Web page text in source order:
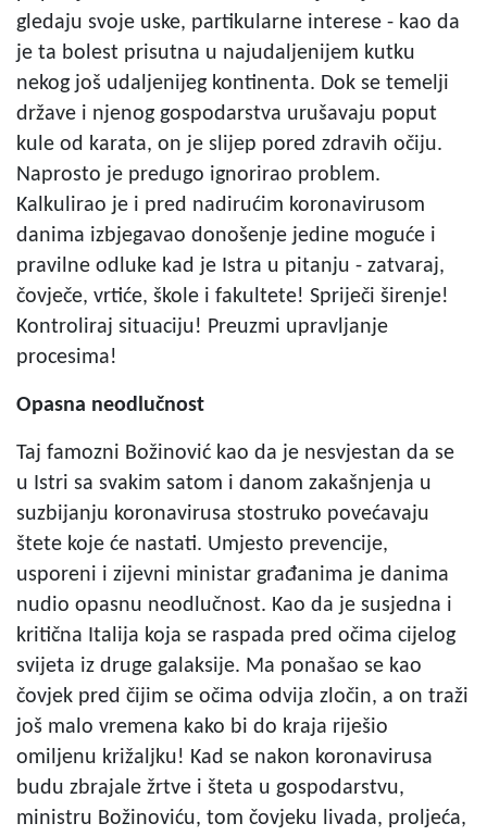
gledaju svoje uske, partikularne interese - kao da
je ta bolest prisutna u najudaljenijem kutku
nekog još udaljenijeg kontinenta. Dok se temelji
države i njenog gospodarstva urušavaju poput
kule od karata, on je slijep pored zdravih očiju.
Naprosto je predugo ignorirao problem.
Kalkulirao je i pred nadirućim koronavirusom
danima izbjegavao donošenje jedine moguće i
pravilne odluke kad je Istra u pitanju - zatvaraj,
čovječe, vrtiće, škole i fakultete! Spriječi širenje!
Kontroliraj situaciju! Preuzmi upravljanje
procesima!
Opasna neodlučnost
Taj famozni Božinović kao da je nesvjestan da se
u Istri sa svakim satom i danom zakašnjenja u
suzbijanju koronavirusa stostruko povećavaju
štete koje će nastati. Umjesto prevencije,
usporeni i zijevni ministar građanima je danima
nudio opasnu neodlučnost. Kao da je susjedna i
kritična Italija koja se raspada pred očima cijelog
svijeta iz druge galaksije. Ma ponašao se kao
čovjek pred čijim se očima odvija zločin, a on traži
još malo vremena kako bi do kraja riješio
omiljenu križaljku! Kad se nakon koronavirusa
budu zbrajale žrtve i šteta u gospodarstvu,
ministru Božinoviću, tom čovjeku livada, proljeća,